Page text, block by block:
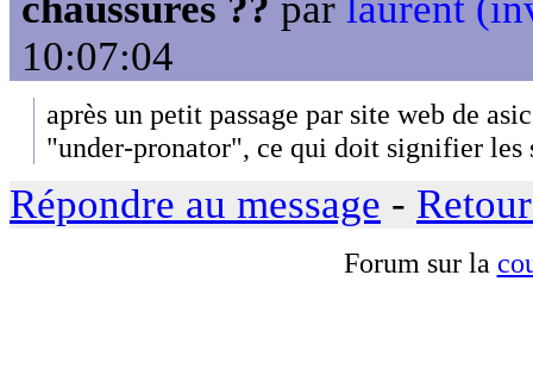
10:07:04
après un petit passage par site web de
"under-pronator", ce qui doit signifier les
Répondre au message -
Forum sur la